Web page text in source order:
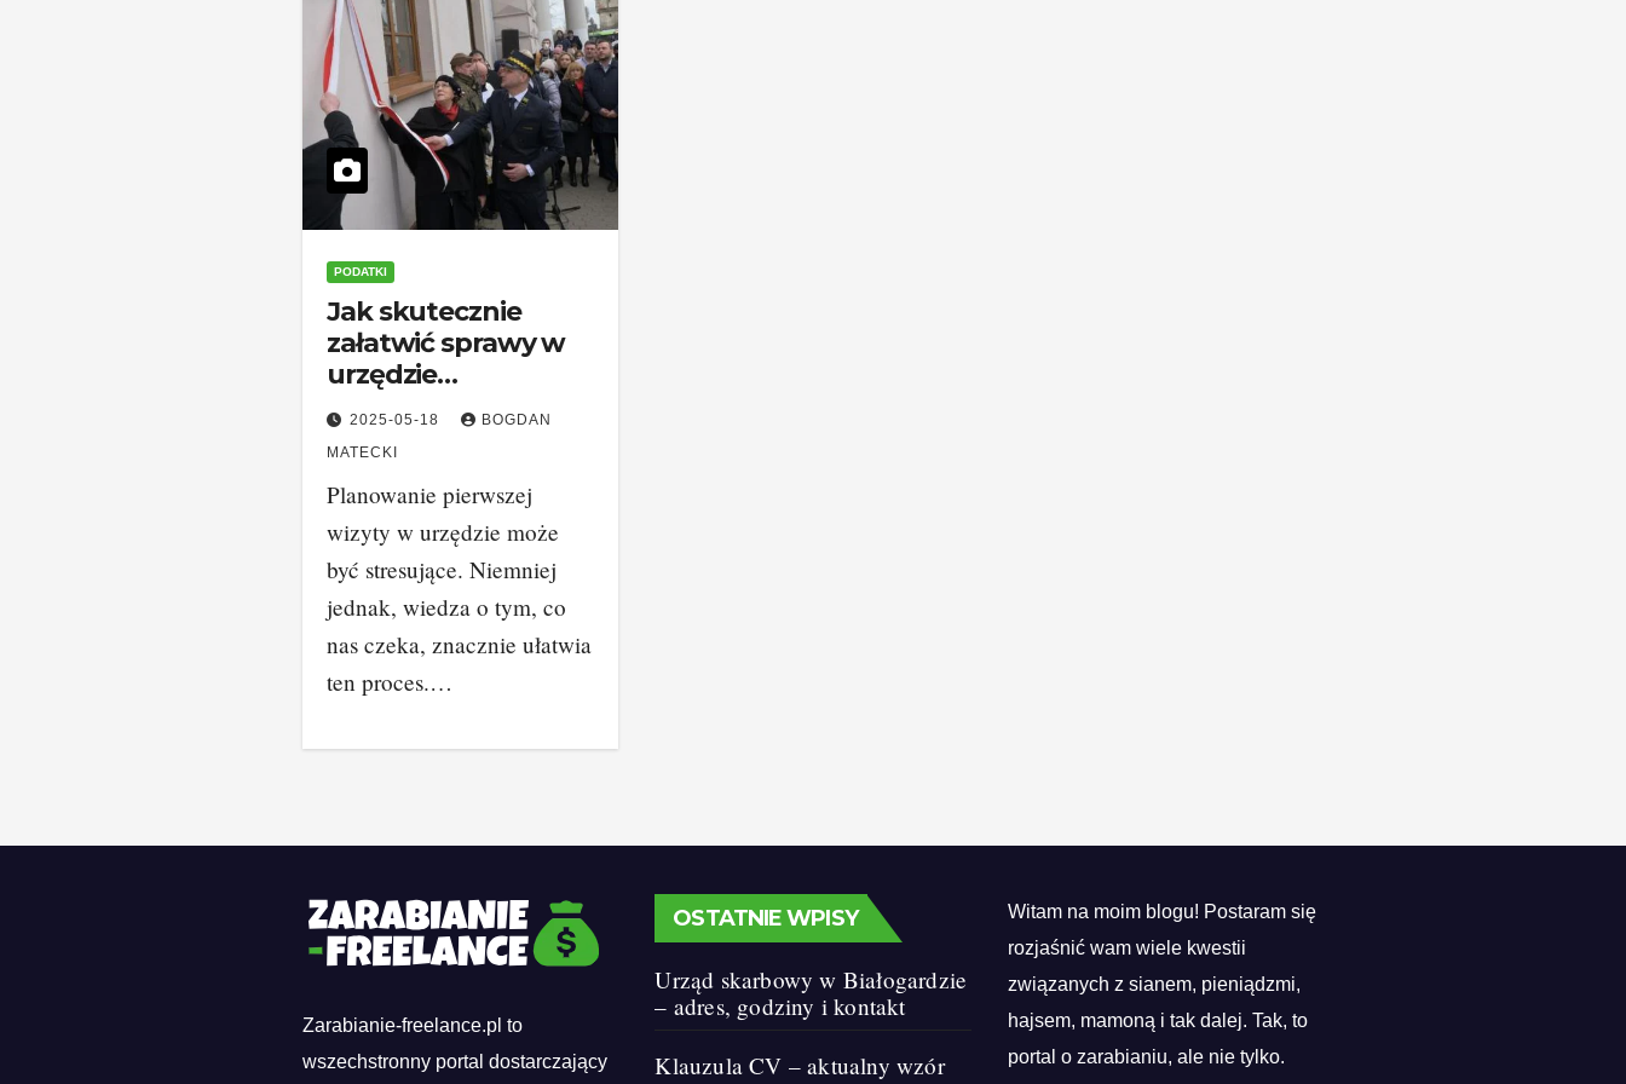
PODATKI
Jak skutecznie
załatwić sprawy w
urzędzie
skarbowym w
Radomsku?
2025-05-18
BOGDAN
MATECKI
Planowanie pierwszej
wizyty w urzędzie może
być stresujące. Niemniej
jednak, wiedza o tym, co
nas czeka, znacznie ułatwia
ten proces.…
Zarabianie-freelance.pl to
wszechstronny portal dostarczający
OSTATNIE WPISY
Urząd skarbowy w Białogardzie
– adres, godziny i kontakt
Klauzula CV – aktualny wzór
Witam na moim blogu! Postaram się
rozjaśnić wam wiele kwestii
związanych z sianem, pieniądzmi,
hajsem, mamoną i tak dalej. Tak, to
portal o zarabianiu, ale nie tylko.